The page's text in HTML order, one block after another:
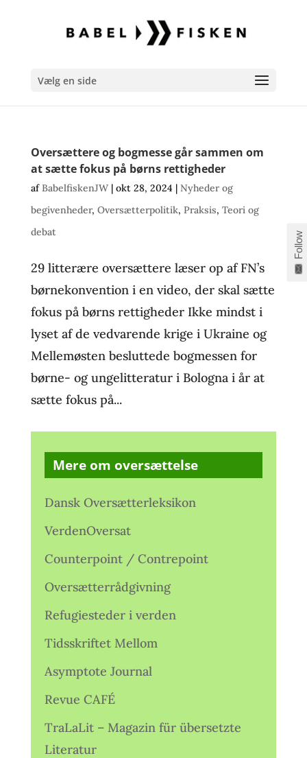
Vælg en side
Oversættere og bogmesse går sammen om
at sætte fokus på børns rettigheder
afBabelfiskenJW| okt 28, 2024 | Nyheder og
begivenheder, Oversætterpolitik, Praksis, Teori og
debat
29 litterære oversættere læser op af FN’s
børnekonvention i en video, der skal sætte
fokus på børns rettigheder Ikke mindst i
lyset af de vedvarende krige i Ukraine og
Mellemøsten besluttede bogmessen for
børne- og ungelitteratur i Bologna i år at
sætte fokus på...
Mere om oversættelse
Dansk Oversætterleksikon
VerdenOversat
Counterpoint / Contrepoint
Oversætterrådgivning
Refugiesteder i verden
Tidsskriftet Mellom
Asymptote Journal
Revue CAFÉ
TraLaLit – Magazin für übersetzte
Literatur
Follow